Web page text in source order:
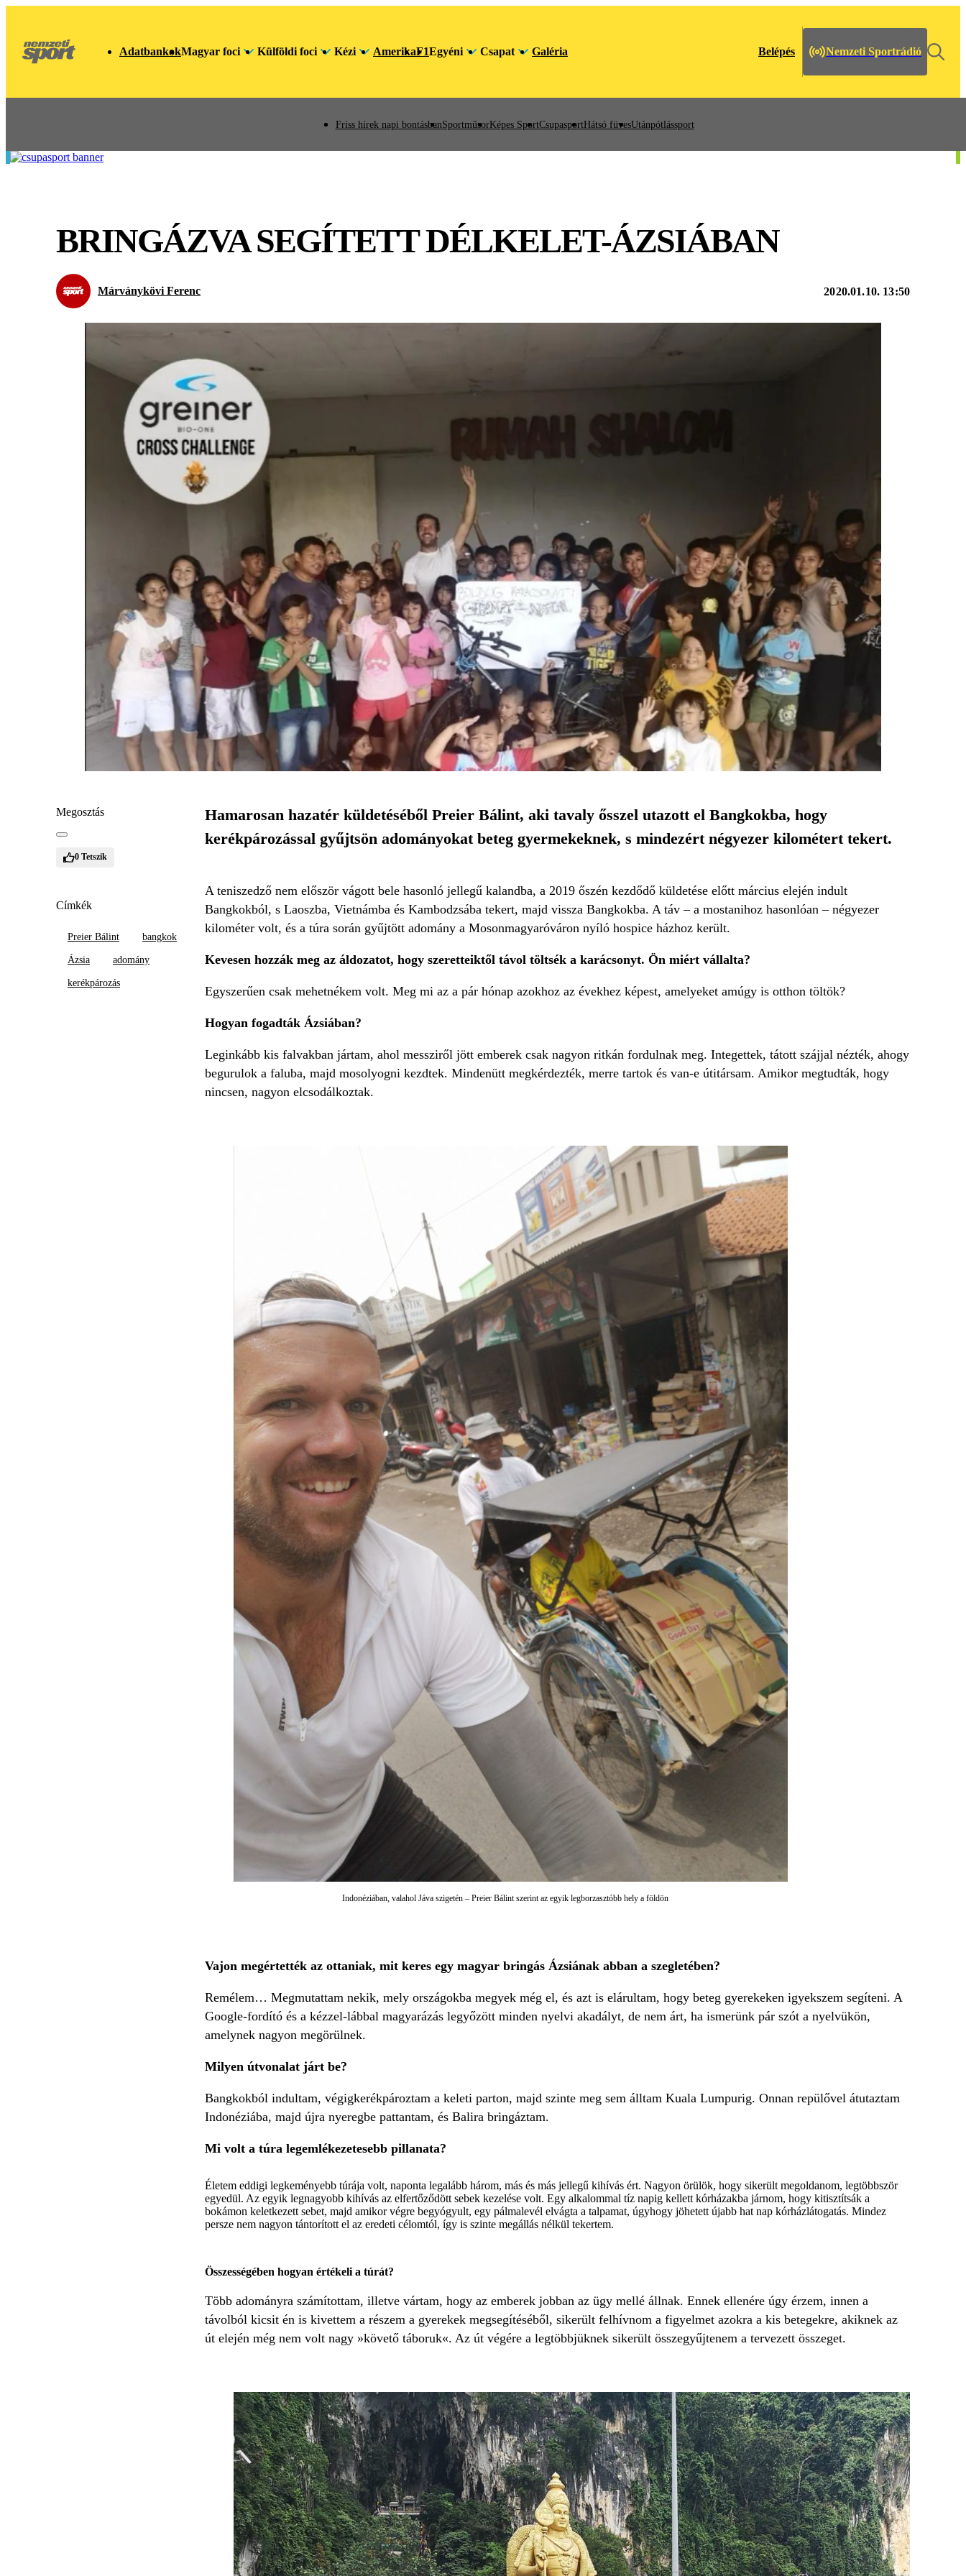
AdatbankokMagyar foci Külföldi foci Kézi AmerikaF1Egyéni Csapat Galéria Belépés Nemzeti Sportrádió
Friss hírek napi bontásbanSportműsorKépes SportCsupasportHátsó füvesUtánpótlássport
BRINGÁZVA SEGÍTETT DÉLKELET-ÁZSIÁBAN
Márványkövi Ferenc 2020.01.10. 13:50
Megosztás
0 Tetszik
Címkék
Preier Bálint bangkok
Ázsia adomány
kerékpározás
Hamarosan hazatér küldetéséből Preier Bálint, aki tavaly ősszel utazott el Bangkokba, hogy
kerékpározással gyűjtsön adományokat beteg gyermekeknek, s mindezért négyezer kilométert tekert.
A teniszedző nem először vágott bele hasonló jellegű kalandba, a 2019 őszén kezdődő küldetése előtt március elején indult
Bangkokból, s Laoszba, Vietnámba és Kambodzsába tekert, majd vissza Bangkokba. A táv – a mostanihoz hasonlóan – négyezer
kilométer volt, és a túra során gyűjtött adomány a Mosonmagyaróváron nyíló hospice házhoz került.
Kevesen hozzák meg az áldozatot, hogy szeretteiktől távol töltsék a karácsonyt. Ön miért vállalta?
Egyszerűen csak mehetnékem volt. Meg mi az a pár hónap azokhoz az évekhez képest, amelyeket amúgy is otthon töltök?
Hogyan fogadták Ázsiában?
Leginkább kis falvakban jártam, ahol messziről jött emberek csak nagyon ritkán fordulnak meg. Integettek, tátott szájjal nézték, ahogy
begurulok a faluba, majd mosolyogni kezdtek. Mindenütt megkérdezték, merre tartok és van-e útitársam. Amikor megtudták, hogy
nincsen, nagyon elcsodálkoztak.
Indonéziában, valahol Jáva szigetén – Preier Bálint szerint az egyik legborzasztóbb hely a földön
Vajon megértették az ottaniak, mit keres egy magyar bringás Ázsiának abban a szegletében?
Remélem… Megmutattam nekik, mely országokba megyek még el, és azt is elárultam, hogy beteg gyerekeken igyekszem segíteni. A
Google-fordító és a kézzel-lábbal magyarázás legyőzött minden nyelvi akadályt, de nem árt, ha ismerünk pár szót a nyelvükön,
amelynek nagyon megörülnek.
Milyen útvonalat járt be?
Bangkokból indultam, végigkerékpároztam a keleti parton, majd szinte meg sem álltam Kuala Lumpurig. Onnan repülővel átutaztam
Indonéziába, majd újra nyeregbe pattantam, és Balira bringáztam.
Mi volt a túra legemlékezetesebb pillanata?
Életem eddigi legkeményebb túrája volt, naponta legalább három, más és más jellegű kihívás ért. Nagyon örülök, hogy sikerült megoldanom, legtöbbször
egyedül. Az egyik legnagyobb kihívás az elfertőződött sebek kezelése volt. Egy alkalommal tíz napig kellett kórházakba járnom, hogy kitisztítsák a
bokámon keletkezett sebet, majd amikor végre begyógyult, egy pálmalevél elvágta a talpamat, úgyhogy jöhetett újabb hat nap kórházlátogatás. Mindez
persze nem nagyon tántorított el az eredeti célomtól, így is szinte megállás nélkül tekertem.
Összességében hogyan értékeli a túrát?
Több adományra számítottam, illetve vártam, hogy az emberek jobban az ügy mellé állnak. Ennek ellenére úgy érzem, innen a
távolból kicsit én is kivettem a részem a gyerekek megsegítéséből, sikerült felhívnom a figyelmet azokra a kis betegekre, akiknek az
út elején még nem volt nagy »követő táboruk«. Az út végére a legtöbbjüknek sikerült összegyűjtenem a tervezett összeget.